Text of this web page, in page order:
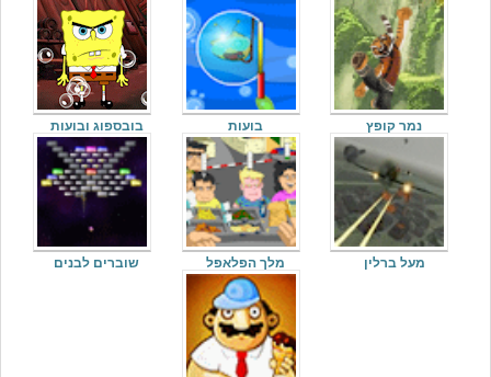
נמר קופץ בועות בובספוג ובועות
מעל ברלין מלך הפלאפל שוברים לבנים